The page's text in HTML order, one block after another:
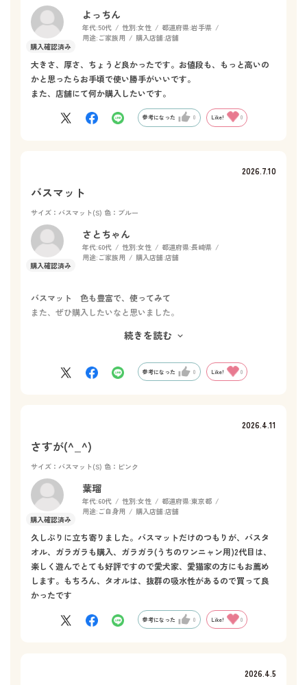
よっちん
年代:50代 性別:女性 都道府県:岩手県
用途: ご家族用 購入店舗:店舗
大きさ、厚さ、ちょうど良かったです。お値段も、もっと高いの
かと思ったらお手頃で使い勝手がいいです。
また、店舗にて何か購入したいです。
参考になった 0 Like! 0
2026.7.10
バスマット
サイズ：バスマット(S) 色：ブルー
さとちゃん
年代:60代 性別:女性 都道府県:長崎県
用途: ご家族用 購入店舗:店舗
バスマット 色も豊富で、使ってみて
また、ぜひ購入したいなと思いました。
同じような感じのちょっと長さがある
キッチンは、炒めもの、揚げ物など 頻繁に洗えて快適に使えそ
続きを読む
参考になった 0 Like! 0
2026.4.11
さすが(^_^)
サイズ：バスマット(S) 色：ピンク
葉瑠
年代:60代 性別:女性 都道府県:東京都
用途: ご自身用 購入店舗:店舗
久しぶりに立ち寄りました。バスマットだけのつもりが、バスタ
オル、ガラガラも購入、ガラガラ(うちのワンニャン用)2代目は、
楽しく遊んでとても好評ですので愛犬家、愛猫家の方にもお薦め
します。もちろん、タオルは、抜群の吸水性があるので買って良
かったです
参考になった 0 Like! 0
2026.4.5